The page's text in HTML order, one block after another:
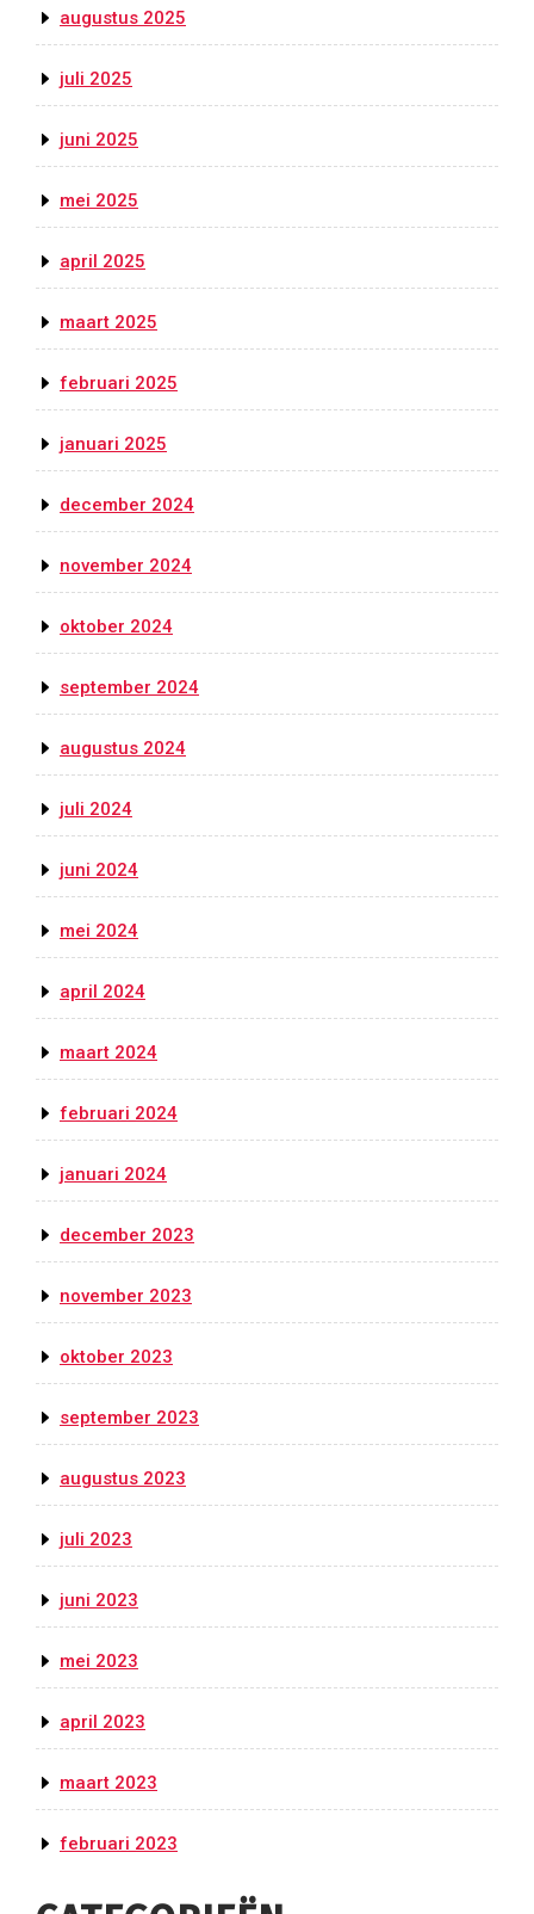
augustus 2025
juli 2025
juni 2025
mei 2025
april 2025
maart 2025
februari 2025
januari 2025
december 2024
november 2024
oktober 2024
september 2024
augustus 2024
juli 2024
juni 2024
mei 2024
april 2024
maart 2024
februari 2024
januari 2024
december 2023
november 2023
oktober 2023
september 2023
augustus 2023
juli 2023
juni 2023
mei 2023
april 2023
maart 2023
februari 2023